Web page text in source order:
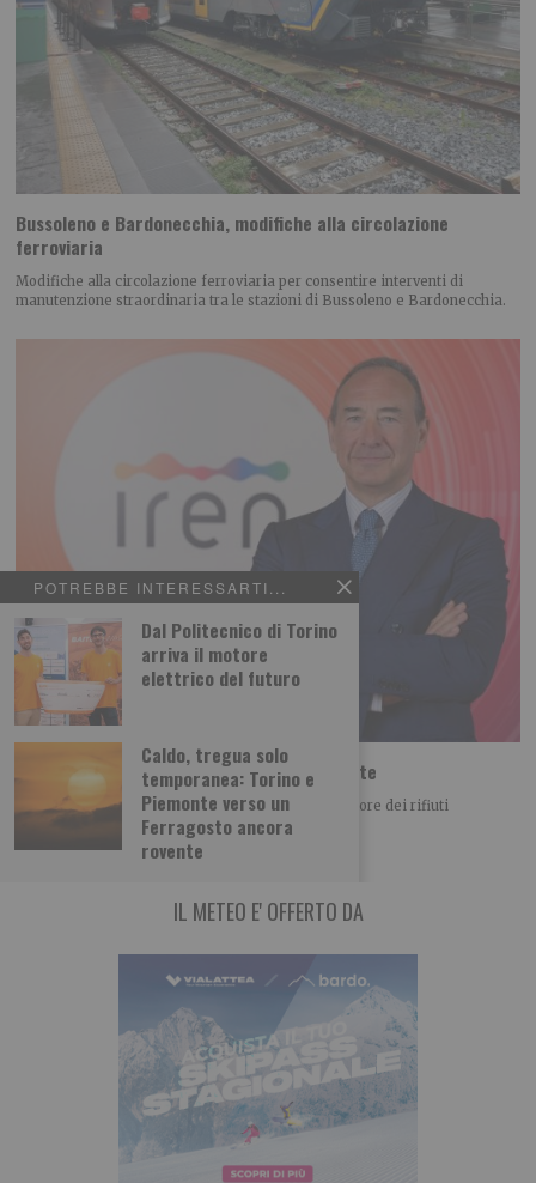
POTREBBE INTERESSARTI...
Dal Politecnico di Torino
arriva il motore
elettrico del futuro
Caldo, tregua solo
temporanea: Torino e
Piemonte verso un
Ferragosto ancora
rovente
Bussoleno e Bardonecchia, modifiche alla circolazione
ferroviaria
Modifiche alla circolazione ferroviaria per consentire interventi di
manutenzione straordinaria tra le stazioni di Bussoleno e Bardonecchia.
Iren Ambiente acquista il 66% di ETAmbiente
Iren Ambiente consolida il posizionamento nel settore dei rifiuti
acquistando il 66% di ETAmbiente società attiva
IL METEO E' OFFERTO DA